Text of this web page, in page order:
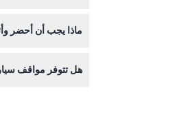
ماذا يجب أن أحضر
2.5 مليون لتر من الماء، وكل ذلك في أجواء مسرحية مريحة.
هل تتوفر مواقف